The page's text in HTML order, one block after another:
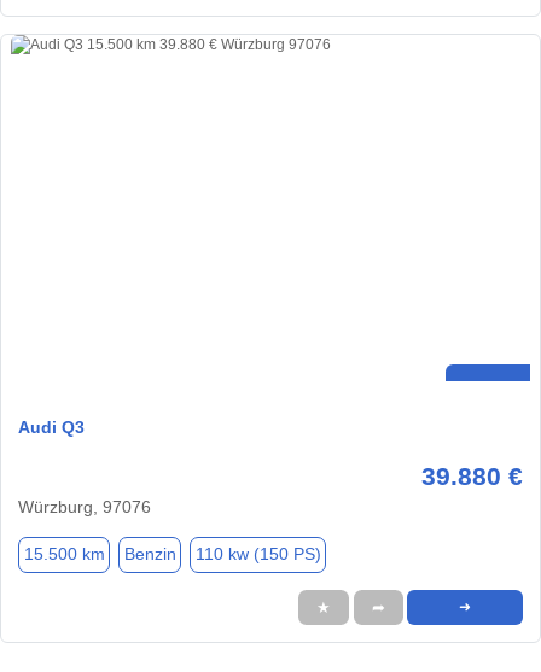
Audi Q3
39.880 €
Würzburg, 97076
15.500 km Benzin 110 kw (150 PS)
★ ➦ ➜